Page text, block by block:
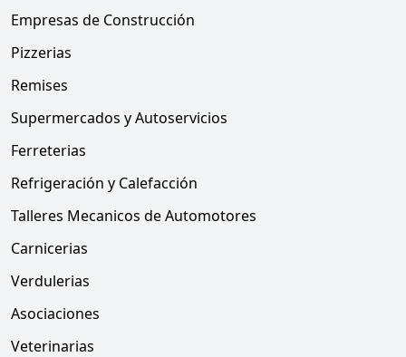
Empresas de Construcción
Pizzerias
Remises
Supermercados y Autoservicios
Ferreterias
Refrigeración y Calefacción
Talleres Mecanicos de Automotores
Carnicerias
Verdulerias
Asociaciones
Veterinarias